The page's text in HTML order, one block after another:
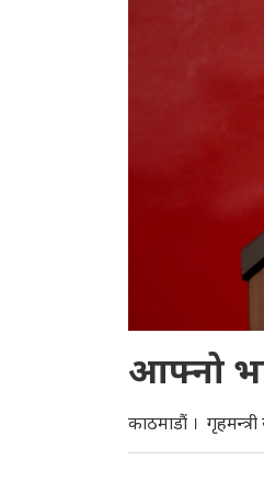
आफ्नो
काठमाडौं ।